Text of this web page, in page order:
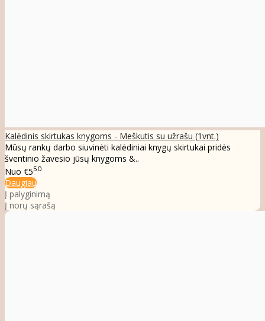
Kalėdinis skirtukas knygoms - Meškutis su užrašu (1vnt.)
Mūsų rankų darbo siuvinėti kalėdiniai knygų skirtukai pridės
šventinio žavesio jūsų knygoms &..
Nuo €550
Daugiau
Į palyginimą
Į norų sąrašą